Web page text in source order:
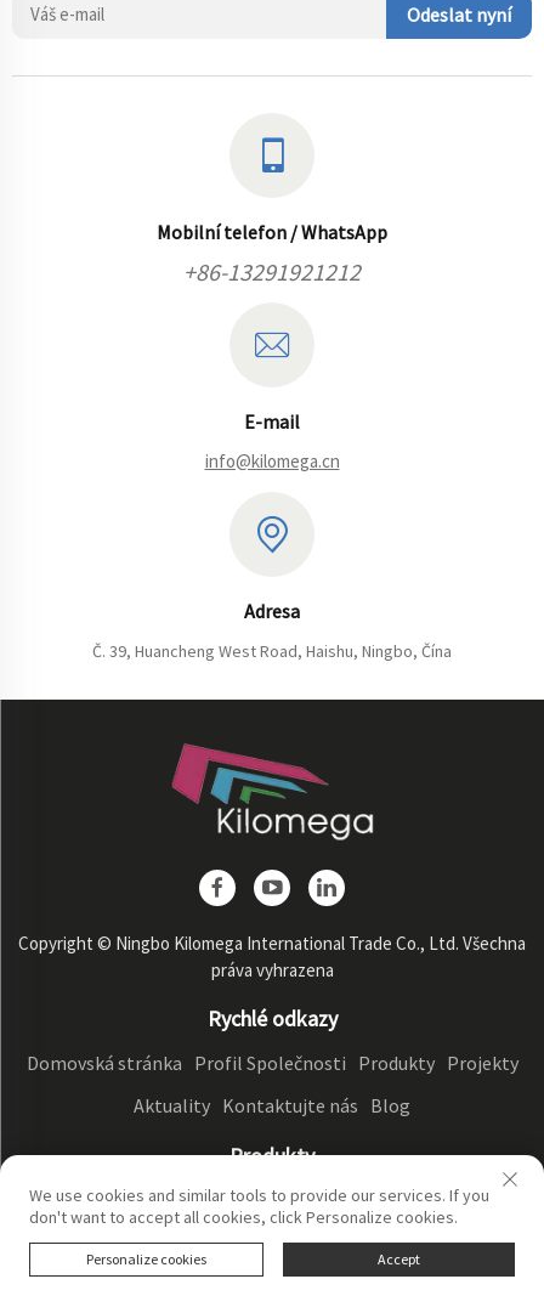
Odeslat nyní
Mobilní telefon / WhatsApp
+86-13291921212
E-mail
info@kilomega.cn
Adresa
Č. 39, Huancheng West Road, Haishu, Ningbo, Čína
Copyright © Ningbo Kilomega International Trade Co., Ltd. Všechna
práva vyhrazena
Rychlé odkazy
Domovská stránka Profil Společnosti Produkty Projekty
Aktuality Kontaktujte nás Blog
Produkty
Dopravní Zařízení Převodní Zařízení Drobicí Zařízení
Screeningové zařízení
We use cookies and similar tools to provide our services. If you
don't want to accept all cookies, click Personalize cookies.
Personalize cookies Accept